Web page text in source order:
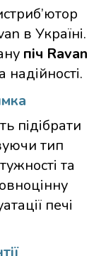
в Україні.
піч Ravan
надійності.
підібрати
тип
та
печі